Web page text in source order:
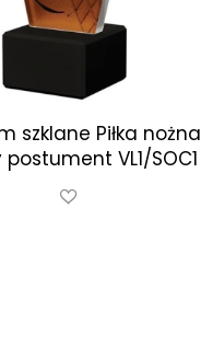
szklane Piłka nożna
VL1/SOC1